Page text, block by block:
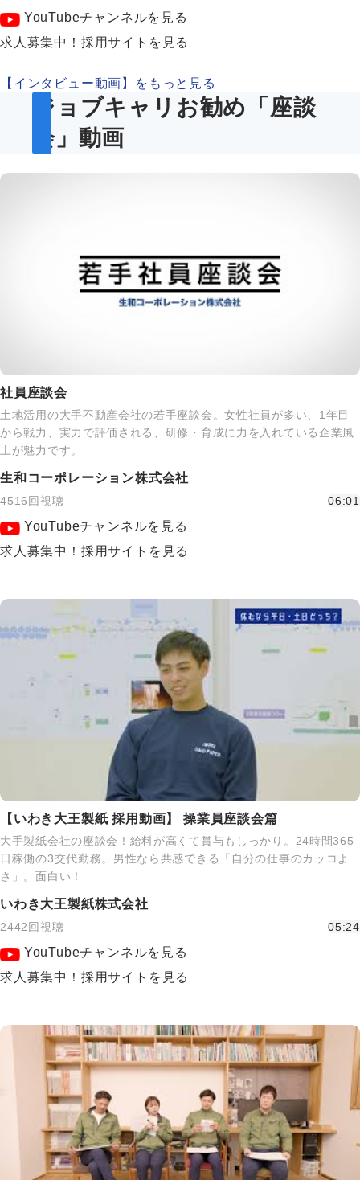
YouTubeチャンネルを見る
求人募集中！採用サイトを見る
【インタビュー動画】をもっと見る
ジョブキャリお勧め「座談
会」動画
社員座談会
土地活用の大手不動産会社の若手座談会。女性社員が多い、1年目
から戦力、実力で評価される、研修・育成に力を入れている企業風
土が魅力です。
生和コーポレーション株式会社
4516回視聴 06:01
YouTubeチャンネルを見る
求人募集中！採用サイトを見る
【いわき大王製紙 採用動画】 操業員座談会篇
大手製紙会社の座談会！給料が高くて賞与もしっかり。24時間365
日稼働の3交代勤務。男性なら共感できる「自分の仕事のカッコよ
さ」。面白い！
いわき大王製紙株式会社
2442回視聴 05:24
YouTubeチャンネルを見る
求人募集中！採用サイトを見る